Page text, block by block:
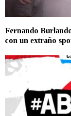
Fernando
con un extraño